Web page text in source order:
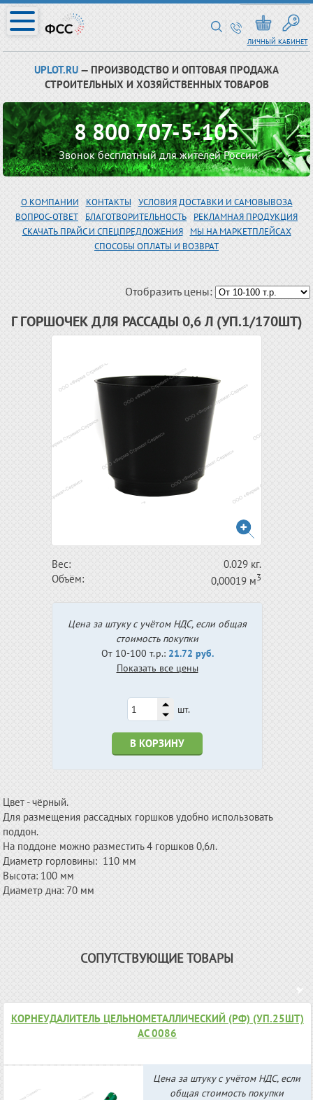
ЛИЧНЫЙ КАБИНЕТ
UPLOT.RU — ПРОИЗВОДСТВО И ОПТОВАЯ ПРОДАЖА
СТРОИТЕЛЬНЫХ И ХОЗЯЙСТВЕННЫХ ТОВАРОВ
8 800 707-5-105
Звонок бесплатный для жителей России
О КОМПАНИИ КОНТАКТЫ
УСЛОВИЯ ДОСТАВКИ И САМОВЫВОЗА
ВОПРОС-ОТВЕТ
БЛАГОТВОРИТЕЛЬНОСТЬ
РЕКЛАМНАЯ ПРОДУКЦИЯ
СКАЧАТЬ ПРАЙС И СПЕЦПРЕДЛОЖЕНИЯ
МЫ НА МАРКЕТПЛЕЙСАХ
СПОСОБЫ ОПЛАТЫ И ВОЗВРАТ
Отобразить цены:
Г ГОРШОЧЕК ДЛЯ РАССАДЫ 0,6 Л (УП.1/170ШТ)
Вес:
0.029 кг.
Объём:
0,00019 м3
Цена за штуку с учётом НДС, если общая
стоимость покупки
От 10-100 т.р.: 21.72 руб.
Показать все цены
шт.
В КОРЗИНУ
Цвет - чёрный.
Для размещения рассадных горшков удобно использовать
поддон.
На поддоне можно разместить 4 горшков 0,6л.
Диаметр горловины: 110 мм
Высота: 100 мм
Диаметр дна: 70 мм
СОПУТСТВУЮЩИЕ ТОВАРЫ
КОРНЕУДАЛИТЕЛЬ ЦЕЛЬНОМЕТАЛЛИЧЕСКИЙ (РФ) (УП.25ШТ)
АС 0086
Цена за штуку с учётом НДС, если
общая стоимость покупки